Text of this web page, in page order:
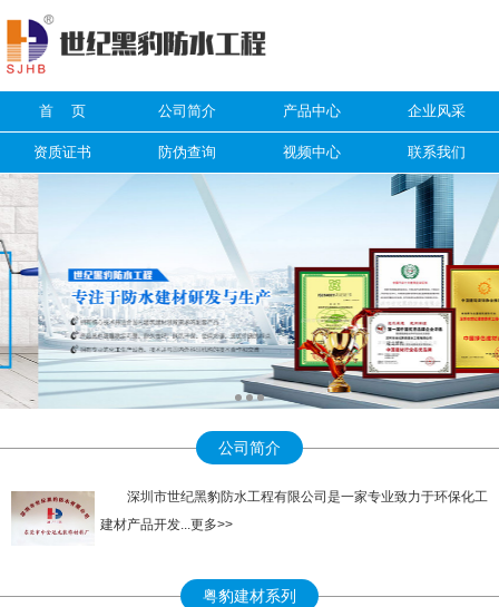
首 页 公司简介 产品中心 企业风采
资质证书 防伪查询 视频中心 联系我们
公司简介
深圳市世纪黑豹防水工程有限公司是一家专业致力于环保化工
建材产品开发...更多>>
粤豹建材系列
信息搜索
搜索